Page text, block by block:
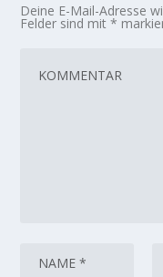
Deine E-Mail-Adresse
Felder sind mit*